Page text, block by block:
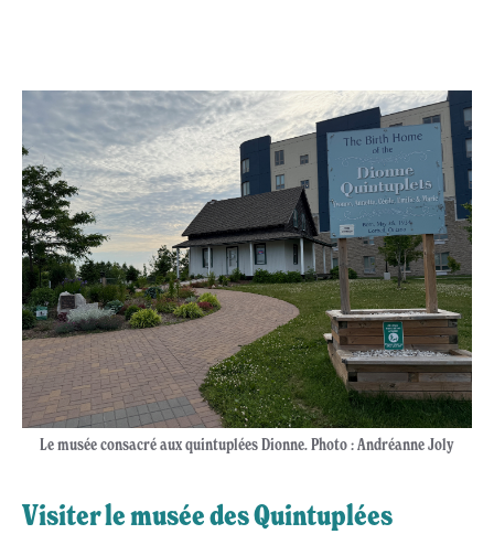
Le musée consacré aux quintuplées Dionne. Photo : Andréanne Joly
Visiter le musée des Quintuplées